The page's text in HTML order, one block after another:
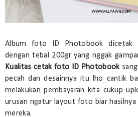
Album foto ID Photobook dicetak
dengan tebal 200gr yang nggak
Kualitas cetak foto ID Photobook
pecah dan desainnya itu lho cantik
melakukan pembayaran kita cukup
urusan ngatur layout foto biar hasilnya
mereka.